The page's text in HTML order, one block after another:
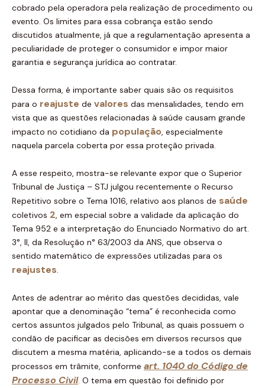
cobrado pela operadora pela realização de procedimento ou
evento. Os limites para essa cobrança estão sendo
discutidos atualmente, já que a regulamentação apresenta a
peculiaridade de proteger o consumidor e impor maior
garantia e segurança jurídica ao contratar.
Dessa forma, é importante saber quais são os requisitos
para o reajuste de valores das mensalidades, tendo em
vista que as questões relacionadas à saúde causam grande
impacto no cotidiano da população, especialmente
naquela parcela coberta por essa proteção privada.
A esse respeito, mostra-se relevante expor que o Superior
Tribunal de Justiça – STJ julgou recentemente o Recurso
Repetitivo sobre o Tema 1016, relativo aos planos de saúde
coletivos 2, em especial sobre a validade da aplicação do
Tema 952 e a interpretação do Enunciado Normativo do art.
3°, II, da Resolução n° 63/2003 da ANS, que observa o
sentido matemático de expressões utilizadas para os
reajustes.
Antes de adentrar ao mérito das questões decididas, vale
apontar que a denominação “tema” é reconhecida como
certos assuntos julgados pelo Tribunal, as quais possuem o
condão de pacificar as decisões em diversos recursos que
discutem a mesma matéria, aplicando-se a todos os demais
processos em trâmite, conforme art. 1040 do Código de
Processo Civil. O tema em questão foi definido por